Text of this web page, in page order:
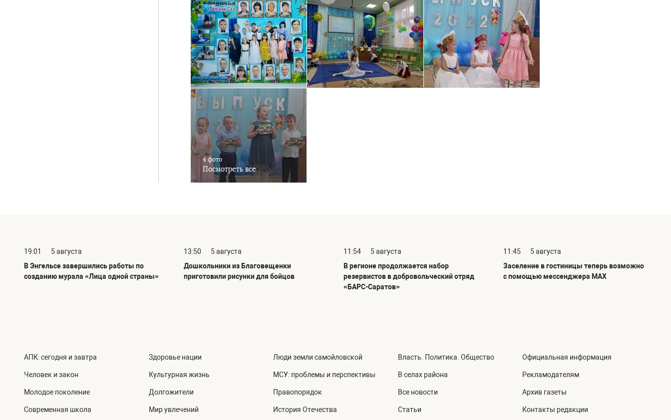
4 фото
Посмотреть все
19:01
5 августа
В Энгельсе завершились работы по
созданию мурала «Лица одной страны»
13:50
5 августа
Дошкольники из Благовещенки
приготовили рисунки для бойцов
11:54
5 августа
В регионе продолжается набор
резервистов в добровольческий отряд
«БАРС-Саратов»
11:45
5 августа
Заселение в гостиницы теперь возможно
с помощью мессенджера MAX
АПК: сегодня и завтра
Человек и закон
Молодое поколение
Современная школа
Здоровье нации
Культурная жизнь
Долгожители
Мир увлечений
Люди земли самойловской
МСУ: проблемы и перспективы
Правопорядок
История Отечества
Власть. Политика. Общество
В селах района
Все новости
Статьи
Официальная информация
Рекламодателям
Архив газеты
Контакты редакции